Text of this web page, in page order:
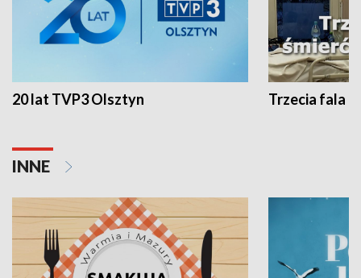
20 lat TVP3 Olsztyn Trzecia fala -
INNE